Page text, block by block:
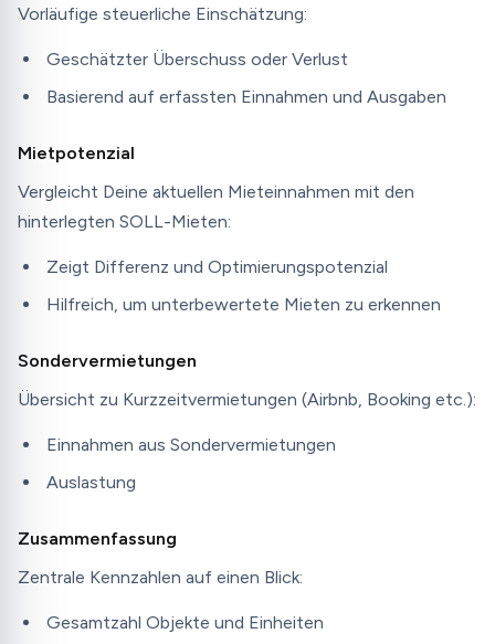
Vorläufige steuerliche Einschätzung:
Geschätzter Überschuss oder Verlust
Basierend auf erfassten Einnahmen und Ausgaben
Mietpotenzial
Vergleicht Deine aktuellen Mieteinnahmen mit den
hinterlegten SOLL-Mieten:
Zeigt Differenz und Optimierungspotenzial
Hilfreich, um unterbewertete Mieten zu erkennen
Sondervermietungen
Übersicht zu Kurzzeitvermietungen (Airbnb, Booking etc.):
Einnahmen aus Sondervermietungen
Auslastung
Zusammenfassung
Zentrale Kennzahlen auf einen Blick:
Gesamtzahl Objekte und Einheiten